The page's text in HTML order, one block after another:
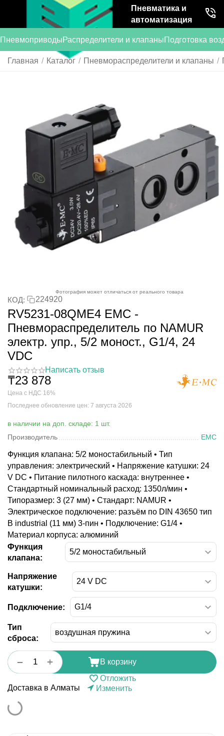
Пневматика и
автоматизация
ПневмоприводыРаспределители и клапаныПодготовка
Главная / Каталог / Пневмораспределители и клапаны /
Фотография может отличаться от реального товара
КОД: 224920
RV5231-08QME4 EMC -
Пневмораспределитель по NAMUR
электр. упр., 5/2 моност., G1/4, 24
VDC
Написать отзыв
₸23 878
Цена с НДС 16%
Последнее обновление цен: 7 августа 2026
в наличии на доп. складе: 1 шт.
Производитель
EMC
Функция клапана: 5/2 моностабильный • Тип
управления: электрический • Напряжение катушки: 24
V DC • Питание пилотного каскада: внутреннее •
Стандартный номинальный расход: 1350л/мин •
Типоразмер: 3 (27 мм) • Стандарт: NAMUR •
Электрическое подключение: разъём по DIN 43650 тип
B industrial (11 мм) 3-пин • Подключение: G1/4 •
Материал корпуса: алюминий
Функция
клапана:
Напряжение
катушки:
Подключение:
Тип
сброса:
+
−
В корзину
Отложить
Доставка в Алматы
Изменить